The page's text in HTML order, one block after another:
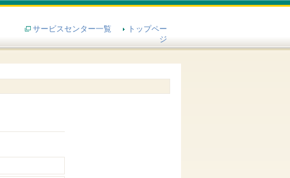
サービスセンター一覧
トップペー
ジ